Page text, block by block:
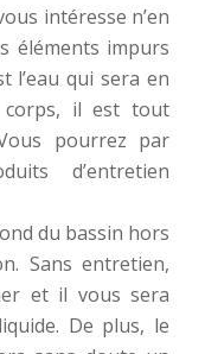
intéresse n’en
éléments impurs
l’eau qui sera en
corps, il est tout
pourrez par
d’entretien
du bassin hors
Sans entretien,
et il vous sera
De plus, le